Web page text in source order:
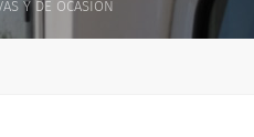
Y DE OCASIÓN